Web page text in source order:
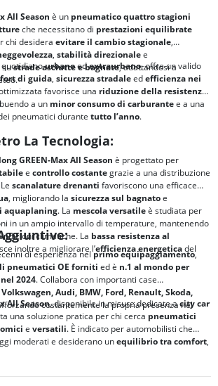
All Season è un pneumatico quattro stagioni
che necessitano di prestazioni equilibrate
chi desidera evitare il cambio stagionale,
, stabilità direzionalee
sustrade asciutte e bagnate, adattandosi a
quotidianourbanoedextraurbano, offre un valido
di guida, sicurezza stradaleedefficienza nei
favorisce una riduzione della resistenza
a un minor consumo di carburantee a una
pneumatici durante tutto l’anno.
La Tecnologia:
GREEN-Max All Season è progettato per
e controllo costantegrazie a una distribuzione
scanalature drenanti favoriscono una efficace
, migliorando la sicurezza sul bagnatoe
aquaplaning. La mescola versatileè studiata per
in un ampio intervallo di temperature, mantenendo
climatiche. La bassa resistenza al
inoltre a migliorare l’efficienza energeticadel
di esperienza nelprimo equipaggiamento,
pneumatici OE forniti ed è n.1 al mondo per
2024. Collabora con importanti case
Volkswagen, Audi, BMW, Ford, Renault, Skoda,
costantemente la propria presenza nel
All Season, disponibile in misure dedicate acity car
una soluzione pratica per chi cerca pneumatici
e versatili. È indicato per automobilisti che
moderati e desiderano unequilibrio tracomfort,